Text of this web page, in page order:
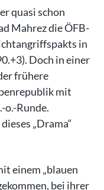
quasi schon
Mahrez die ÖFB-
in
Doch in einer
frühere
mit
o.-Runde.
„Drama“
einem „blauen
bei ihrer